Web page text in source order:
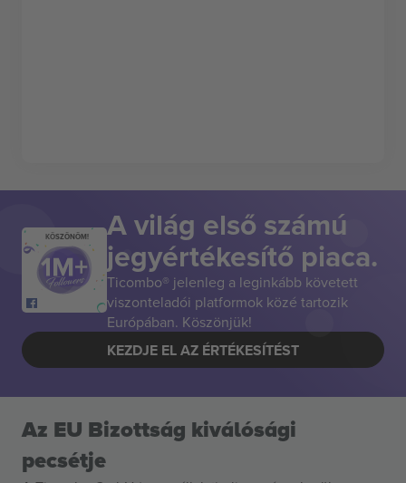
KÖSZÖNÖM! A világ első számú
jegyértékesítő piaca.
Ticombo® jelenleg a leginkább követett
viszonteladói platformok közé tartozik
Európában. Köszönjük!
KEZDJE EL AZ ÉRTÉKESÍTÉST
Az EU Bizottság kiválósági
pecsétje